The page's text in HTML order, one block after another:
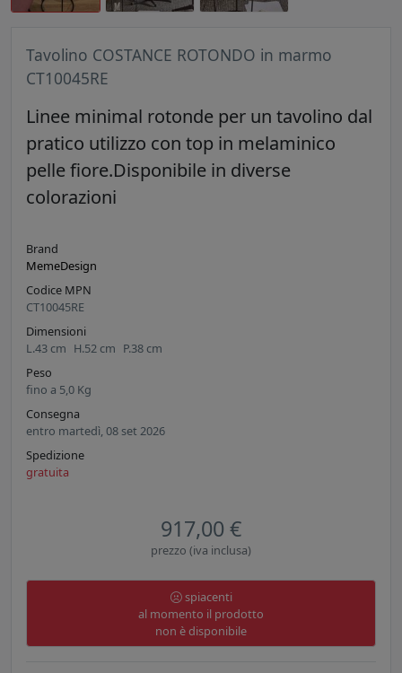
Tavolino COSTANCE ROTONDO in marmo
CT10045RE
Linee minimal rotonde per un tavolino dal
pratico utilizzo con top in melaminico
pelle fiore.Disponibile in diverse
colorazioni
Brand
MemeDesign
Codice MPN
CT10045RE
Dimensioni
L.43 cm H.52 cm P.38 cm
Peso
fino a 5,0 Kg
Consegna
entro martedì, 08 set 2026
Spedizione
gratuita
917,00 €
prezzo (iva inclusa)
spiacenti
al momento il prodotto
non è disponibile